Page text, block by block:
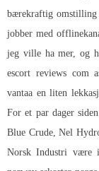
bærekraftig
jobber med
jeg ville ha mer, og
escort reviews com
vantaa en liten
For et par dager
Blue Crude, Nel
Norsk Industri være